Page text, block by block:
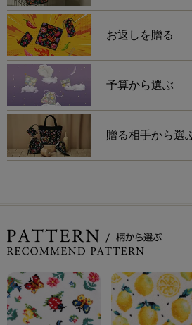
お返しを贈る
予算から選ぶ
贈る相手から選